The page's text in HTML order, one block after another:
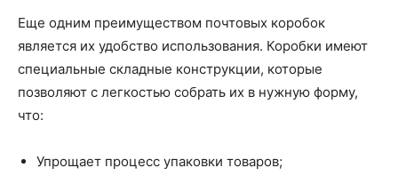
Еще одним преимуществом почтовых коробок
является их удобство использования. Коробки имеют
специальные складные конструкции, которые
позволяют с легкостью собрать их в нужную форму,
что:
Упрощает процесс упаковки товаров;